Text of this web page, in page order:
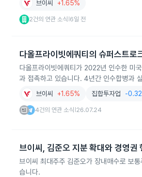
브이씨 +1.65%
2건의 연관 소식 6일 전
다올프라이빗에쿼티의 슈퍼스트로
다올프라이빗에쿼티가 2022년 인수한 미
과 접촉하고 있습니다. 4년간 인수합병과
브이씨 +1.65% 집합투자업 -
4건의 연관 소식 26.07.24
브이씨, 김준오 지분 확대와 경영권
브이씨 최대주주 김준오가 장내매수로 보
습니다.